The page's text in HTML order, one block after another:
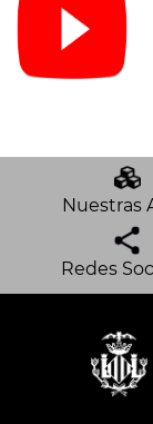
Nuestras
Redes